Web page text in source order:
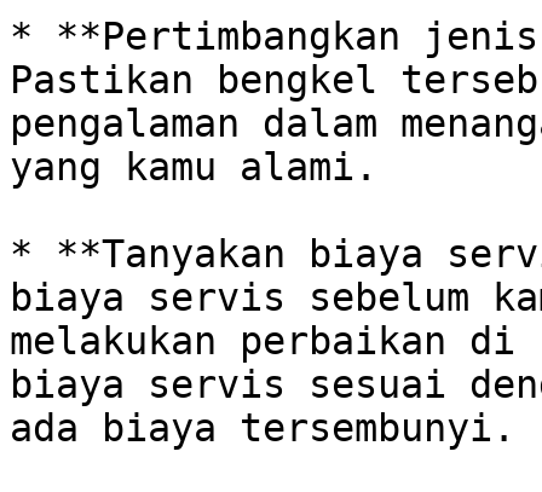
* **Pertimbangkan
Pastikan bengkel
pengalaman dalam
yang kamu alami.
* **Tanyakan biaya
biaya servis sebelum
melakukan perbaikan
biaya servis sesuai
ada biaya tersembunyi.